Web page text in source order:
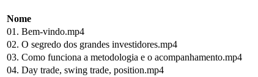
Nome
01. Bem-vindo.mp4
02. O segredo dos grandes investidores.mp4
03. Como funciona a metodologia e o acompanhamento.mp4
04. Day trade, swing trade, position.mp4